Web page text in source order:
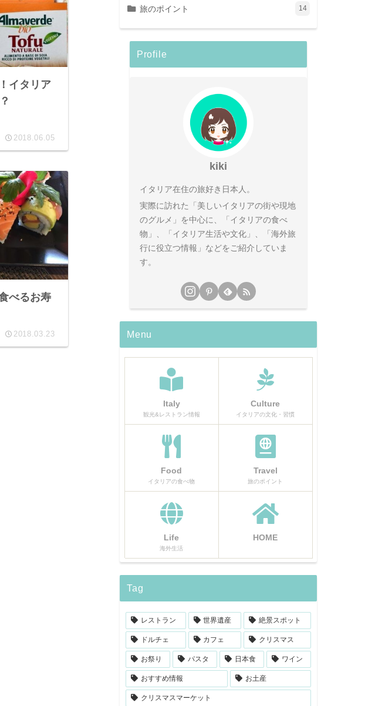
イタリア
2018.06.05
べるお寿
2018.03.23
旅のポイント 14
Profile
kiki
イタリア在住の旅好き日本人。
実際に訪れた「美しいイタリアの街や現地
のグルメ」を中心に、「イタリアの食べ
物」、「イタリア生活や文化」、「海外旅
行に役立つ情報」などをご紹介していま
す。
Menu
Italy
観光&レストラン情報
Culture
イタリアの文化・習慣
Food
イタリアの食べ物
Travel
旅のポイント
Life
海外生活
HOME
Tag
レストラン 世界遺産 絶景スポット
ドルチェ カフェ クリスマス
お祭り パスタ 日本食 ワイン
おすすめ情報 お土産
クリスマスマーケット